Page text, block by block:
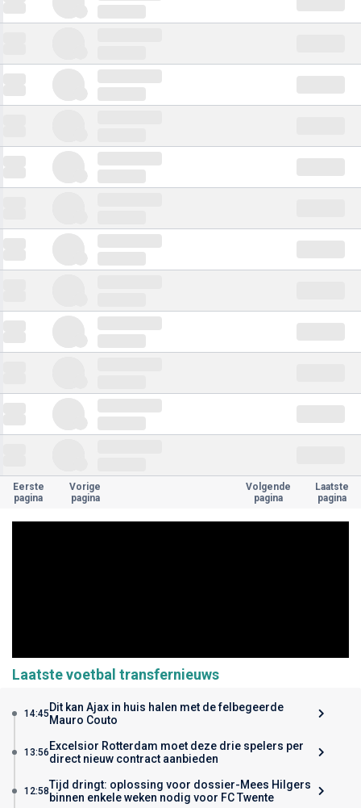
Eerste
pagina
Vorige
pagina
Volgende
pagina
Laatste
pagina
Laatste voetbal transfernieuws
14:45 Dit kan Ajax in huis halen met de felbegeerde
Mauro Couto
13:56 Excelsior Rotterdam moet deze drie spelers per
direct nieuw contract aanbieden
12:58Tijd dringt: oplossing voor dossier-Mees Hilgers
binnen enkele weken nodig voor FC Twente